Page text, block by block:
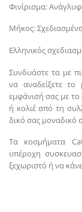
Φινίρισμα:
Μήκος:
Ελληνικός
Συνδυάστε τα με
να αναδείξετε
εμφάνισή σας με το
ή κολιέ από τη
δικό σας μοναδικό
Τα κοσμήματα
υπέροχη
ξεχωριστό ή να